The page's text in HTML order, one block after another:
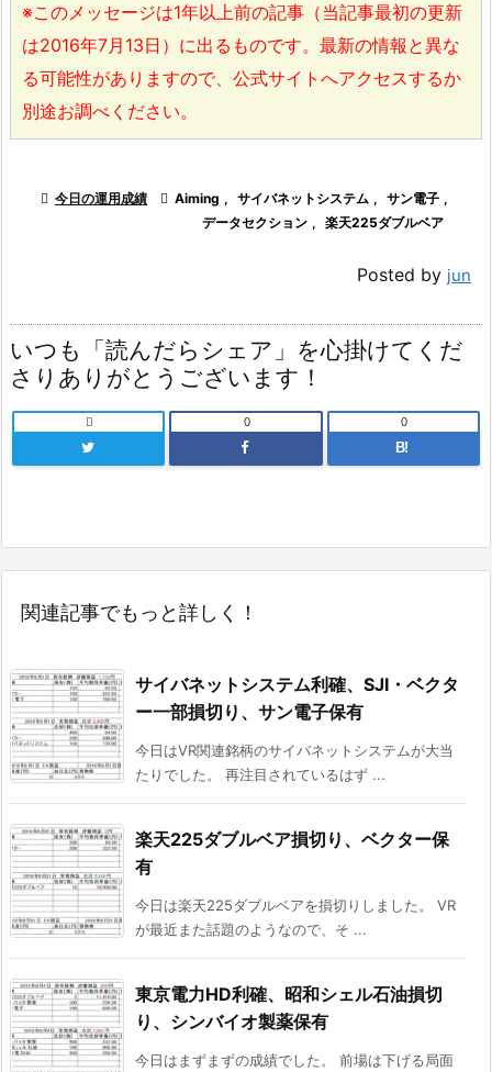
※このメッセージは1年以上前の記事（当記事最初の更新
は2016年7月13日）に出るものです。最新の情報と異な
る可能性がありますので、公式サイトへアクセスするか
別途お調べください。
 今日の運用成績  Aiming , サイバネットシステム , サン電子 ,
データセクション , 楽天225ダブルベア
Posted by jun
いつも「読んだらシェア」を心掛けてくだ
さりありがとうございます！
 0
B!
0
関連記事でもっと詳しく！
サイバネットシステム利確、SJI・ベクタ
ー一部損切り、サン電子保有
今日はVR関連銘柄のサイバネットシステムが大当
たりでした。 再注目されているはず ...
楽天225ダブルベア損切り、ベクター保
有
今日は楽天225ダブルベアを損切りしました。 VR
が最近また話題のようなので、そ ...
東京電力HD利確、昭和シェル石油損切
り、シンバイオ製薬保有
今日はまずまずの成績でした。 前場は下げる局面